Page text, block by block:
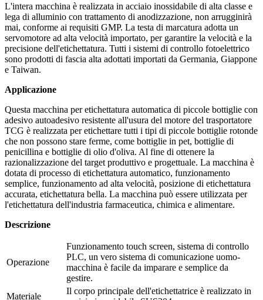
L'intera macchina è realizzata in acciaio inossidabile di alta classe e
lega di alluminio con trattamento di anodizzazione, non arrugginirà
mai, conforme ai requisiti GMP. La testa di marcatura adotta un
servomotore ad alta velocità importato, per garantire la velocità e la
precisione dell'etichettatura. Tutti i sistemi di controllo fotoelettrico
sono prodotti di fascia alta adottati importati da Germania, Giappone
e Taiwan.
Applicazione
Questa macchina per etichettatura automatica di piccole bottiglie con
adesivo autoadesivo resistente all'usura del motore del trasportatore
TCG è realizzata per etichettare tutti i tipi di piccole bottiglie rotonde
che non possono stare ferme, come bottiglie in pet, bottiglie di
penicillina e bottiglie di olio d'oliva. Al fine di ottenere la
razionalizzazione del target produttivo e progettuale. La macchina è
dotata di processo di etichettatura automatico, funzionamento
semplice, funzionamento ad alta velocità, posizione di etichettatura
accurata, etichettatura bella. La macchina può essere utilizzata per
l'etichettatura dell'industria farmaceutica, chimica e alimentare.
Descrizione
Operazione
Funzionamento touch screen, sistema di controllo
PLC, un vero sistema di comunicazione uomo-
macchina è facile da imparare e semplice da
gestire.
Materiale
Il corpo principale dell'etichettatrice è realizzato in